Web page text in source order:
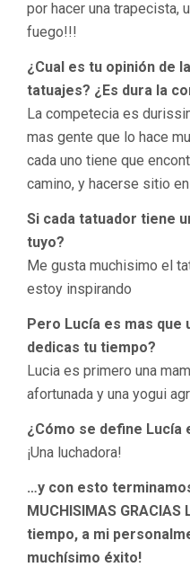
por hacer una trapecista,
fuego!!!
¿Cual es tu opinión de
tatuajes? ¿Es dura la
La competecia es
mas gente que lo hace
cada uno tiene que
camino, y hacerse sitio
Si cada tatuador tiene
tuyo?
Me gusta muchisimo el
estoy inspirando
Pero Lucía es mas que
dedicas tu tiempo?
Lucia es primero una
afortunada y una yogui
¿Cómo se define Lucía
¡Una luchadora!
…y con esto
MUCHISIMAS
tiempo, a mi
muchísimo éxito!